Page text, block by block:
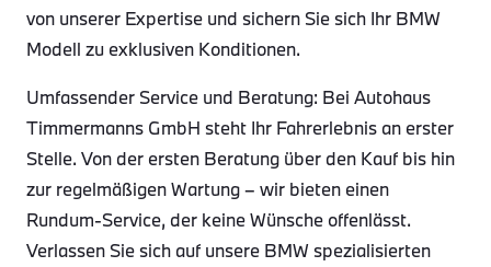
von unserer Expertise und sichern Sie sich Ihr BMW
Modell zu exklusiven Konditionen.
Umfassender Service und Beratung: Bei Autohaus
Timmermanns GmbH steht Ihr Fahrerlebnis an erster
Stelle. Von der ersten Beratung über den Kauf bis hin
zur regelmäßigen Wartung – wir bieten einen
Rundum-Service, der keine Wünsche offenlässt.
Verlassen Sie sich auf unsere BMW spezialisierten